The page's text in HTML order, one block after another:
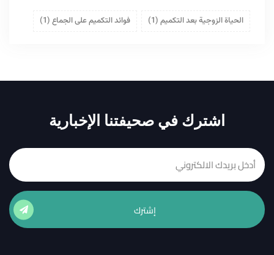
الحياة الزوجية بعد التكميم (1) فوائد التكميم على الجماع (1)
اشترك في صحيفتنا الإخبارية
إشترك